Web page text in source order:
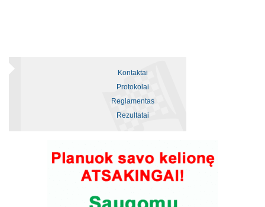
Kontaktai
Protokolai
Reglamentas
Rezultatai